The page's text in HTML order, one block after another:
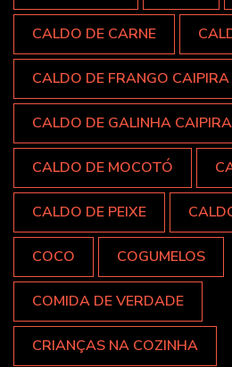
CALDO DE CARNE
CALDO DE FRANGO CAIPIRA
CALDO DE GALINHA CAIPIRA
CALDO DE MOCOTÓ
CALDO DE PEIXE
COCO COGUMELOS
COMIDA DE VERDADE
CRIANÇAS NA COZINHA